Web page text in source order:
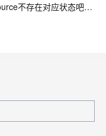
Flink启动继承状态提不兼容。是指新的source不存在对应状态吧？原有的source受不受影响？